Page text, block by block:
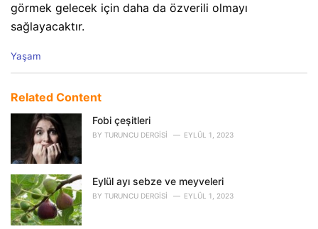
görmek gelecek için daha da özverili olmayı
sağlayacaktır.
C
e
e
:
Yaşam
Related Content
Fobi çeşitleri
BY TURUNCU DERGISI EYLÜL 1, 2023
Eylül ayı sebze ve meyveleri
BY TURUNCU DERGISI EYLÜL 1, 2023